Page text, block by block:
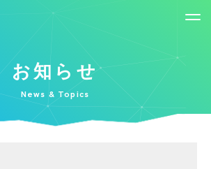
お知らせ
News & Topics